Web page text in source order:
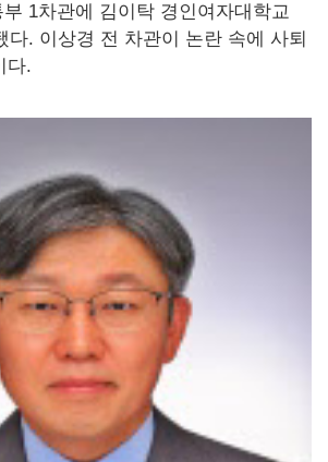
부 1차관에 김이탁 경인여자대학교
다. 이상경 전 차관이 논란 속에 사퇴
다.